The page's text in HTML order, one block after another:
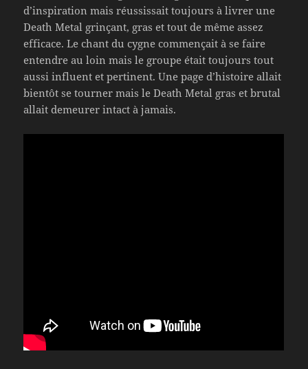
d’inspiration mais réussissait toujours à livrer une
Death Metal grinçant, gras et tout de même assez
efficace. Le chant du cygne commençait à se faire
entendre au loin mais le groupe était toujours tout
aussi influent et pertinent. Une page d’histoire allait
bientôt se tourner mais le Death Metal gras et brutal
allait demeurer intact à jamais.